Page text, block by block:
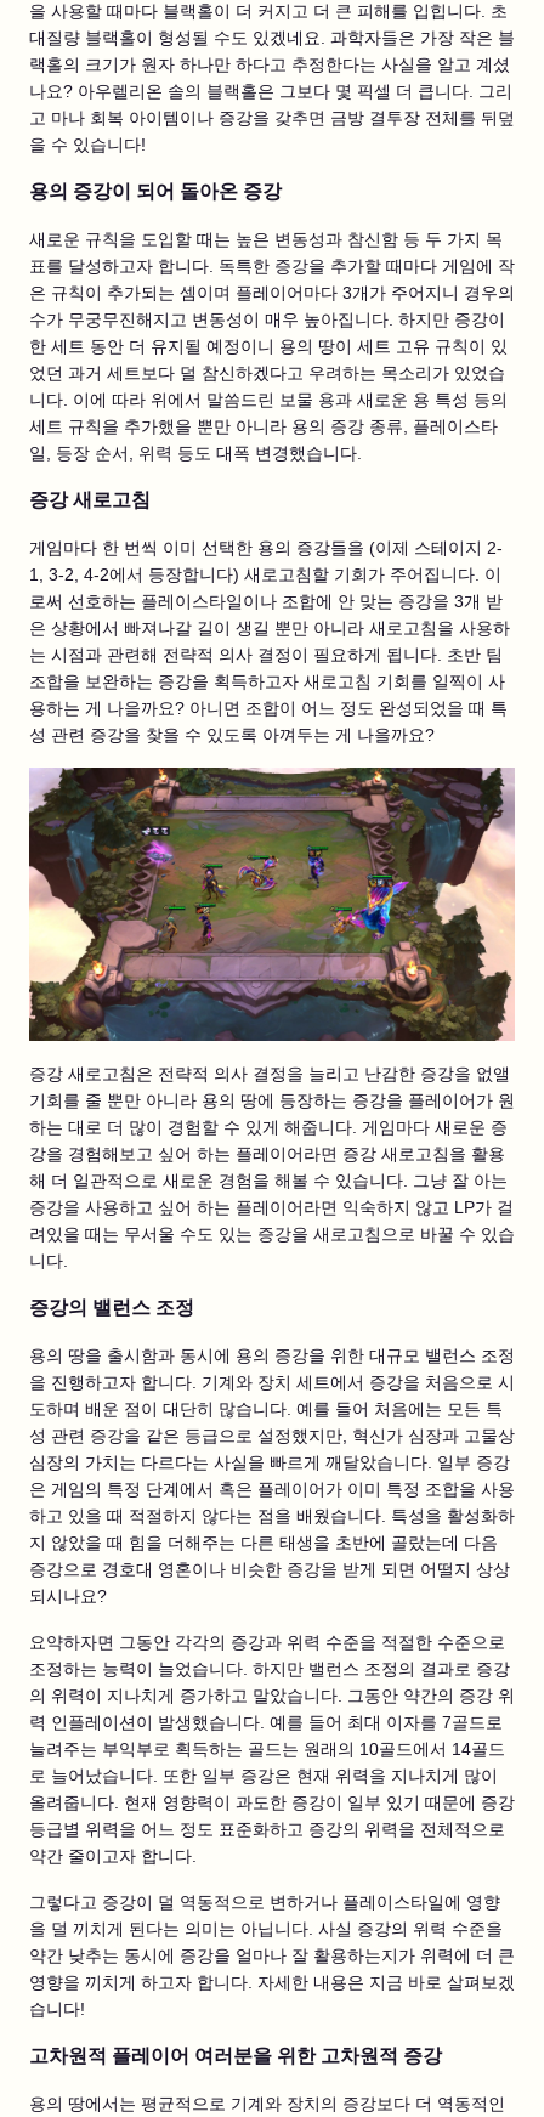
을 사용할 때마다 블랙홀이 더 커지고 더 큰 피해를 입힙니다. 초
대질량 블랙홀이 형성될 수도 있겠네요. 과학자들은 가장 작은 블
랙홀의 크기가 원자 하나만 하다고 추정한다는 사실을 알고 계셨
나요? 아우렐리온 솔의 블랙홀은 그보다 몇 픽셀 더 큽니다. 그리
고 마나 회복 아이템이나 증강을 갖추면 금방 결투장 전체를 뒤덮
을 수 있습니다!
용의 증강이 되어 돌아온 증강
새로운 규칙을 도입할 때는 높은 변동성과 참신함 등 두 가지 목
표를 달성하고자 합니다. 독특한 증강을 추가할 때마다 게임에 작
은 규칙이 추가되는 셈이며 플레이어마다 3개가 주어지니 경우의
수가 무궁무진해지고 변동성이 매우 높아집니다. 하지만 증강이
한 세트 동안 더 유지될 예정이니 용의 땅이 세트 고유 규칙이 있
었던 과거 세트보다 덜 참신하겠다고 우려하는 목소리가 있었습
니다. 이에 따라 위에서 말씀드린 보물 용과 새로운 용 특성 등의
세트 규칙을 추가했을 뿐만 아니라 용의 증강 종류, 플레이스타
일, 등장 순서, 위력 등도 대폭 변경했습니다.
증강 새로고침
게임마다 한 번씩 이미 선택한 용의 증강들을 (이제 스테이지 2-
1, 3-2, 4-2에서 등장합니다) 새로고침할 기회가 주어집니다. 이
로써 선호하는 플레이스타일이나 조합에 안 맞는 증강을 3개 받
은 상황에서 빠져나갈 길이 생길 뿐만 아니라 새로고침을 사용하
는 시점과 관련해 전략적 의사 결정이 필요하게 됩니다. 초반 팀
조합을 보완하는 증강을 획득하고자 새로고침 기회를 일찍이 사
용하는 게 나을까요? 아니면 조합이 어느 정도 완성되었을 때 특
성 관련 증강을 찾을 수 있도록 아껴두는 게 나을까요?
증강 새로고침은 전략적 의사 결정을 늘리고 난감한 증강을 없앨
기회를 줄 뿐만 아니라 용의 땅에 등장하는 증강을 플레이어가 원
하는 대로 더 많이 경험할 수 있게 해줍니다. 게임마다 새로운 증
강을 경험해보고 싶어 하는 플레이어라면 증강 새로고침을 활용
해 더 일관적으로 새로운 경험을 해볼 수 있습니다. 그냥 잘 아는
증강을 사용하고 싶어 하는 플레이어라면 익숙하지 않고 LP가 걸
려있을 때는 무서울 수도 있는 증강을 새로고침으로 바꿀 수 있습
니다.
증강의 밸런스 조정
용의 땅을 출시함과 동시에 용의 증강을 위한 대규모 밸런스 조정
을 진행하고자 합니다. 기계와 장치 세트에서 증강을 처음으로 시
도하며 배운 점이 대단히 많습니다. 예를 들어 처음에는 모든 특
성 관련 증강을 같은 등급으로 설정했지만, 혁신가 심장과 고물상
심장의 가치는 다르다는 사실을 빠르게 깨달았습니다. 일부 증강
은 게임의 특정 단계에서 혹은 플레이어가 이미 특정 조합을 사용
하고 있을 때 적절하지 않다는 점을 배웠습니다. 특성을 활성화하
지 않았을 때 힘을 더해주는 다른 태생을 초반에 골랐는데 다음
증강으로 경호대 영혼이나 비슷한 증강을 받게 되면 어떨지 상상
되시나요?
요약하자면 그동안 각각의 증강과 위력 수준을 적절한 수준으로
조정하는 능력이 늘었습니다. 하지만 밸런스 조정의 결과로 증강
의 위력이 지나치게 증가하고 말았습니다. 그동안 약간의 증강 위
력 인플레이션이 발생했습니다. 예를 들어 최대 이자를 7골드로
늘려주는 부익부로 획득하는 골드는 원래의 10골드에서 14골드
로 늘어났습니다. 또한 일부 증강은 현재 위력을 지나치게 많이
올려줍니다. 현재 영향력이 과도한 증강이 일부 있기 때문에 증강
등급별 위력을 어느 정도 표준화하고 증강의 위력을 전체적으로
약간 줄이고자 합니다.
그렇다고 증강이 덜 역동적으로 변하거나 플레이스타일에 영향
을 덜 끼치게 된다는 의미는 아닙니다. 사실 증강의 위력 수준을
약간 낮추는 동시에 증강을 얼마나 잘 활용하는지가 위력에 더 큰
영향을 끼치게 하고자 합니다. 자세한 내용은 지금 바로 살펴보겠
습니다!
고차원적 플레이어 여러분을 위한 고차원적 증강
용의 땅에서는 평균적으로 기계와 장치의 증강보다 더 역동적인